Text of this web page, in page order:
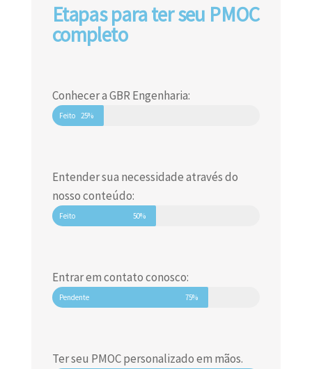
Etapas para ter seu PMOC
completo
Conhecer a GBR Engenharia:
Feito 25%
Entender sua necessidade através do
nosso conteúdo:
Feito 50%
Entrar em contato conosco:
Pendente 75%
Ter seu PMOC personalizado em mãos.